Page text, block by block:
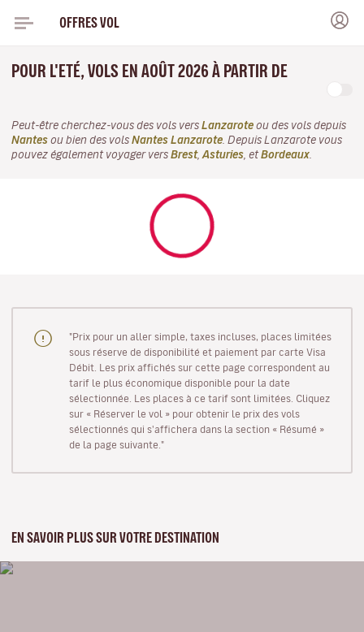
OFFRES VOL
POUR L'ETÉ, VOLS EN AOÛT 2026 À PARTIR DE
Peut-être cherchez-vous des vols vers Lanzarote ou des vols depuis
Nantes ou bien des vols Nantes Lanzarote . Depuis Lanzarote vous
pouvez également voyager vers Brest, Asturies , etBordeaux
"Prix pour un aller simple, taxes incluses, places limitées
sous réserve de disponibilité et paiement par carte Visa
Débit. Les prix affichés sur cette page correspondent au
tarif le plus économique disponible pour la date
sélectionnée. Les places à ce tarif sont limitées. Cliquez
sur « Réserver le vol » pour obtenir le prix des vols
sélectionnés qui s'affichera dans la section « Résumé »
de la page suivante."
EN SAVOIR PLUS SUR VOTRE DESTINATION